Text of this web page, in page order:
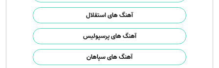
آهنگ های استقلال
آهنگ های پرسپولیس
آهنگ های سپاهان